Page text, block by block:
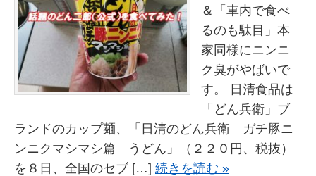
＆「車内で食べ
るのも駄目」本
家同様にニンニ
ク臭がやばいで
す。 日清食品は
「どん兵衛」ブ
ランドのカップ麺、「日清のどん兵衛 ガチ豚ニ
ンニクマシマシ篇 うどん」（２２０円、税抜）
を８日、全国のセブ […] 続きを読む »